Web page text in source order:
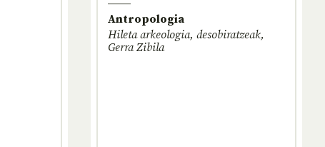
Antropologia
Hileta arkeologia, desobiratzeak,
Gerra Zibila